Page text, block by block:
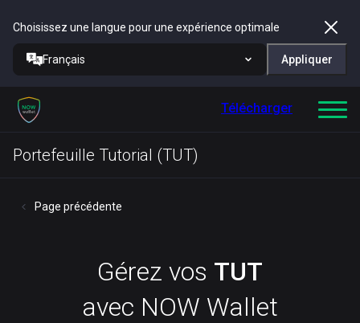
Choisissez une langue pour une expérience optimale
Français Appliquer
Télécharger
Portefeuille Tutorial (TUT)
Page précédente
Gérez vos TUT
avec NOW Wallet